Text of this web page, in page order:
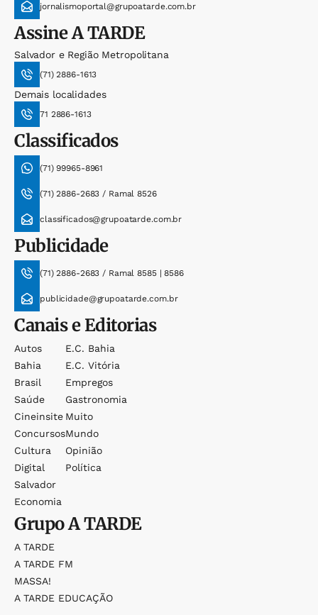
jornalismoportal@grupoatarde.com.br
AssineA TARDE
Salvador e Região Metropolitana
(71) 2886-1613
Demais localidades
71 2886-1613
Classificados
(71) 99965-8961
(71) 2886-2683 / Ramal 8526
classificados@grupoatarde.com.br
Publicidade
(71) 2886-2683 / Ramal 8585 | 8586
publicidade@grupoatarde.com.br
Canais e Editorias
Autos
Bahia
Brasil
Saúde
Cineinsite
Concursos
Cultura
Digital
Salvador
Economia
E.c. Bahia
E.c. Vitória
Empregos
Gastronomia
Muito
Mundo
Opinião
Política
GrupoA TARDE
A TARDE
A TARDE FM
MASSA!
A TARDE EDUCAÇÃO